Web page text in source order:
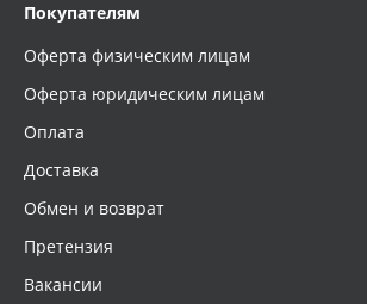
Покупателям
Оферта физическим лицам
Оферта юридическим лицам
Оплата
Доставка
Обмен и возврат
Претензия
Вакансии